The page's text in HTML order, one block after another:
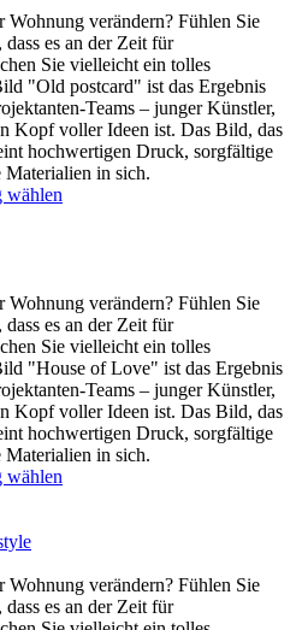
Wohnung verändern? Fühlen Sie
es an der Zeit für
Sie vielleicht ein tolles
"Old postcard" ist das Ergebnis
Teams – junger Künstler,
Kopf voller Ideen ist. Das Bild, das
hochwertigen Druck, sorgfältige
in sich.
wählen
Wohnung verändern? Fühlen Sie
es an der Zeit für
Sie vielleicht ein tolles
"House of Love" ist das Ergebnis
Teams – junger Künstler,
Kopf voller Ideen ist. Das Bild, das
hochwertigen Druck, sorgfältige
in sich.
wählen
Wohnung verändern? Fühlen Sie
es an der Zeit für